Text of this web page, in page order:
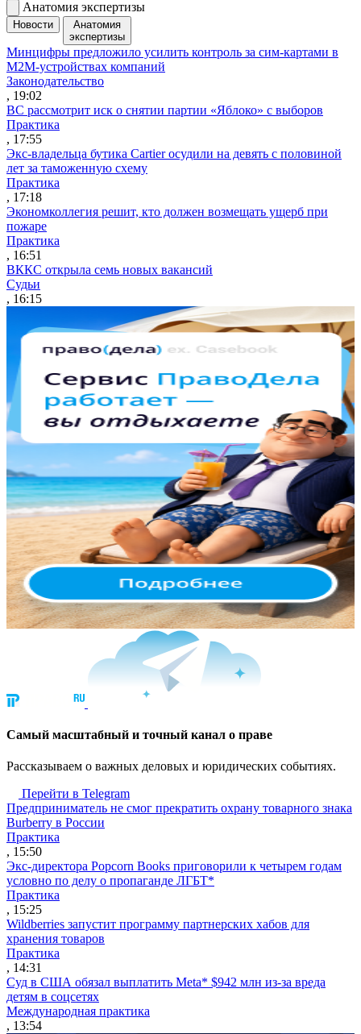
Анатомия экспертизы
Новости
Анатомия
экспертизы
Минцифры предложило усилить контроль за сим-картами в
M2M-устройствах компаний
Законодательство
, 19:02
ВС рассмотрит иск о снятии партии «Яблоко» с выборов
Практика
, 17:55
Экс-владельца бутика Cartier осудили на девять с половиной
лет за таможенную схему
Практика
, 17:18
Экономколлегия решит, кто должен возмещать ущерб при
пожаре
Практика
, 16:51
ВККС открыла семь новых вакансий
Судьи
, 16:15
Cамый масштабный и точный канал о праве
Рассказываем о важных деловых и юридических событиях.
Перейти в Telegram
Предприниматель не смог прекратить охрану товарного знака
Burberry в России
Практика
, 15:50
Экс-директора Popcorn Books приговорили к четырем годам
условно по делу о пропаганде ЛГБТ*
Практика
, 15:25
Wildberries запустит программу партнерских хабов для
хранения товаров
Практика
, 14:31
Суд в США обязал выплатить Meta* $942 млн из-за вреда
детям в соцсетях
Международная практика
, 13:54